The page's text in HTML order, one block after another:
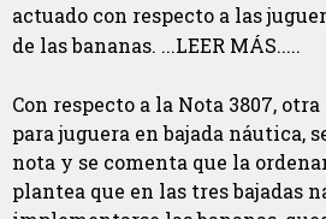
actuado con respecto a las
de las bananas. ...LEER MÁS.....
Con respecto a la Nota 3807,
para juguera en bajada náutica,
nota y se comenta que la
plantea que en las tres bajadas